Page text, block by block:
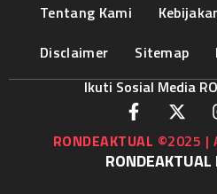
Tentang Kami
Disclaimer
Sitemap
Ikuti Sosial Media
RONDEAKTUAL ©2025 |